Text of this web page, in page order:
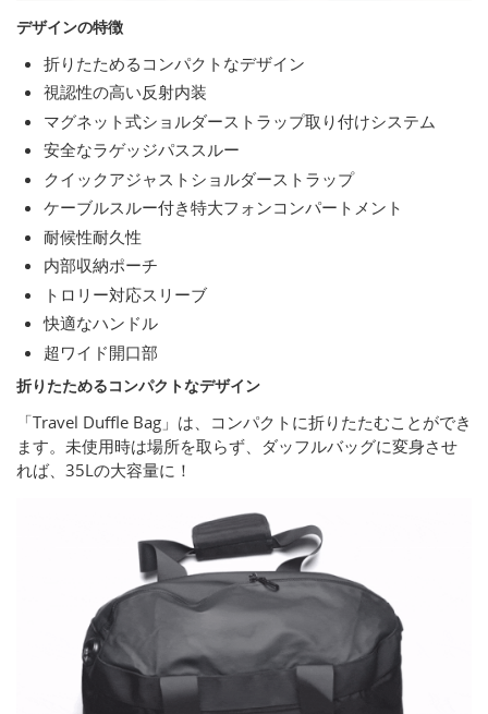
デザインの特徴
折りたためるコンパクトなデザイン
視認性の高い反射内装
マグネット式ショルダーストラップ取り付けシステム
安全なラゲッジパススルー
クイックアジャストショルダーストラップ
ケーブルスルー付き特大フォンコンパートメント
耐候性耐久性
内部収納ポーチ
トロリー対応スリーブ
快適なハンドル
超ワイド開口部
折りたためるコンパクトなデザイン
「Travel Duffle Bag」は、コンパクトに折りたたむことができ
ます。未使用時は場所を取らず、ダッフルバッグに変身させ
れば、35Lの大容量に！